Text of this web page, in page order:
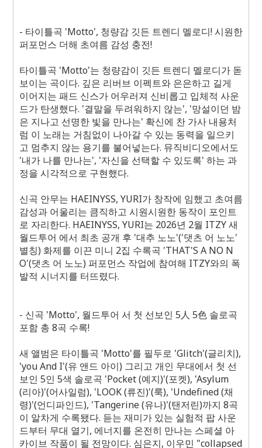
- 타이틀곡 'Motto', 청량감 깃든 트렌디 멜로디! 시원한
퍼포먼스 더해 초여름 감성 충전!
타이틀곡 'Motto'는 청량감이 깃든 트렌디 멜로디가 돋
보이는 곡이다. 깊은 리버브 이펙트와 은은하고 길게
이어지는 패드 신스가 어우러져 신비롭고 입체적 사운
드가 탄생했다. '결말을 두려워하지 않는', '망설이던 밤
은 지나고 선명한 빛을 만나는' 확신에 찬 가사 내용처
럼 이 노래는 거침없이 나아갈 수 있는 동력을 일으키
고 멈추지 않는 용기를 불어넣는다. 뮤직비디오에서도
'내가 나를 만나는', '자신을 선택할 수 있도록' 하는 과
정을 시각적으로 구현했다.
신곡 안무는 HAEINYSS, YURI가 창작에 임했고 초여름
감성과 어울리는 큼직하고 시원시원한 동작이 포인트
로 자리한다. HAEINYSS, YURI는 2026년 2월 ITZY 새
월드투어 에서 최초 공개 후 '대추 노노'('댓츠 어 노노'
별칭) 화제를 이끈 미니 2집 수록곡 'THAT'S A NO N
O'(댓츠 어 노노) 퍼포먼스 작업에 참여해 ITZY와의 폭
발적 시너지를 터뜨렸다.
- 신곡 'Motto', 월드투어 서 첫 선보인 5人 5色 솔로곡
포함 총 8곡 수록!
새 앨범은 타이틀곡 'Motto'를 필두로 'Glitch'(글리치),
'you And I'(유 앤드 아이) 그리고 개인 무대에서 첫 선
보인 5인 5색 솔로곡 'Pocket (예지)'(포켓), 'Asylum
(리아)'(어사일럼), 'LOOK (류진)'(룩), 'Undefined (채
령)'(언디파인드), 'Tangerine (유나)'(탠저린)까지 8곡
이 알차게 수록됐다. 듣는 재미가 있는 실험적 팝 사운
드부터 무대 열기, 에너지를 온전히 만나는 스페셜 아
카이브 작품이 될 전망이다. 심은지, 이우민 "collapsed